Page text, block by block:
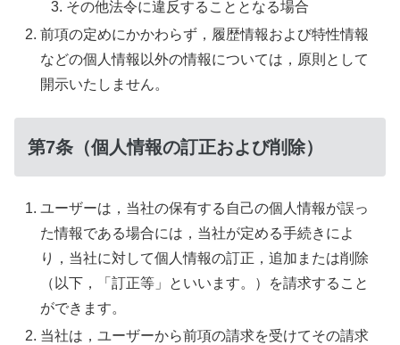
その他法令に違反することとなる場合
前項の定めにかかわらず，履歴情報および特性情報
などの個人情報以外の情報については，原則として
開示いたしません。
第7条（個人情報の訂正および削除）
ユーザーは，当社の保有する自己の個人情報が誤っ
た情報である場合には，当社が定める手続きによ
り，当社に対して個人情報の訂正，追加または削除
（以下，「訂正等」といいます。）を請求すること
ができます。
当社は，ユーザーから前項の請求を受けてその請求